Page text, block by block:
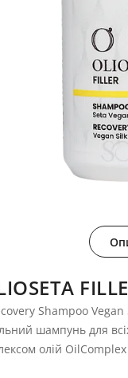
Shampoo
шампунь для
олій